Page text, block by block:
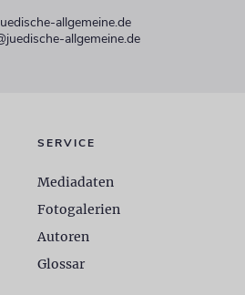
allgemeine.de
allgemeine.de
SERVICE
Mediadaten
Fotogalerien
Autoren
Glossar